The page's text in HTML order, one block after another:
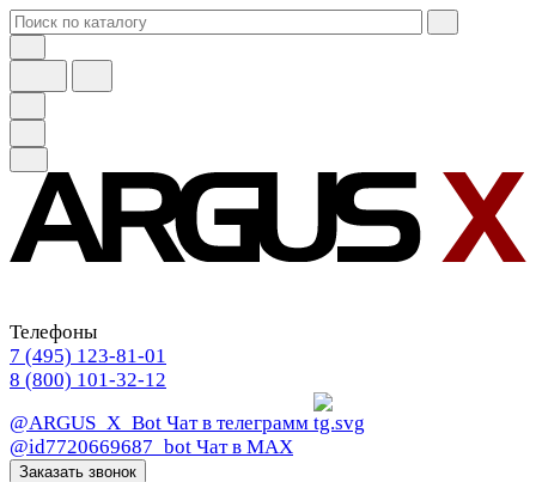
Телефоны
7 (495) 123-81-01
8 (800) 101-32-12
@ARGUS_X_Bot Чат в телеграмм
@id7720669687_bot Чат в МАХ
Заказать звонок